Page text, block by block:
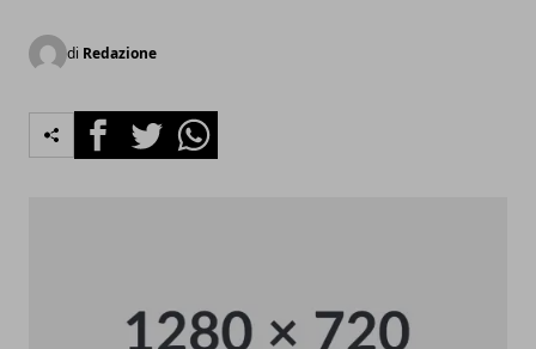
di Redazione
FacebookTwitterWhatsapp